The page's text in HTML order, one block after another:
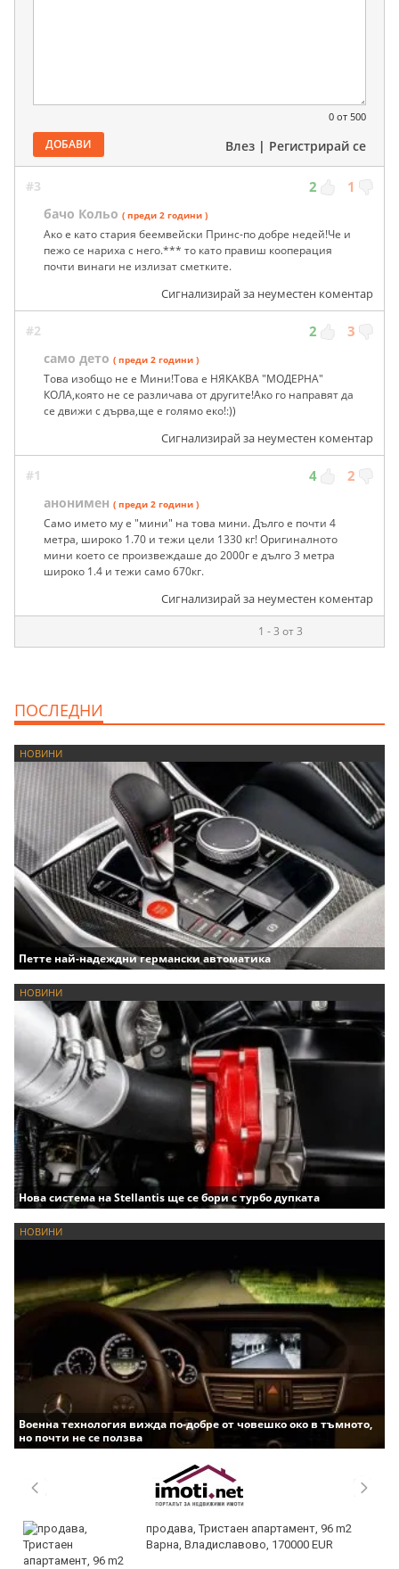
0 от 500
ДОБАВИ Влез | Регистрирай се
#3 2 1
бачо Кольо ( преди 2 години )
Ако е като стария беемвейски Принс-по добре недей!Че и
пежо се нариха с него.*** то като правиш кооперация
почти винаги не излизат сметките.
Сигнализирай за неуместен коментар
#2 2 3
само дето ( преди 2 години )
Това изобщо не е Мини!Това е НЯКАКВА "МОДЕРНА"
КОЛА,която не се различава от другите!Ако го направят да
се движи с дърва,ще е голямо еко!:))
Сигнализирай за неуместен коментар
#1 4 2
анонимен ( преди 2 години )
Само името му е "мини" на това мини. Дълго е почти 4
метра, широко 1.70 и тежи цели 1330 кг! Оригиналното
мини което се произвеждаше до 2000г е дълго 3 метра
широко 1.4 и тежи само 670кг.
Сигнализирай за неуместен коментар
1 - 3 от 3
ПОСЛЕДНИ
НОВИНИ
Петте най-надеждни германски автоматика
НОВИНИ
Нова система на Stellantis ще се бори с турбо дупката
НОВИНИ
Военна технология вижда по-добре от човешко око в тъмното,
но почти не се ползва
продава, Тристаен апартамент, 96 m2
Варна, Владиславово, 170000 EUR